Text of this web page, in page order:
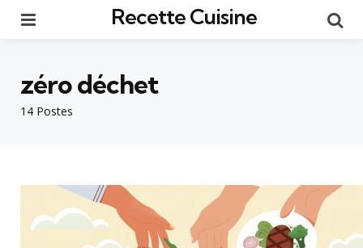
Recette Cuisine
14 Postes
zéro déchet